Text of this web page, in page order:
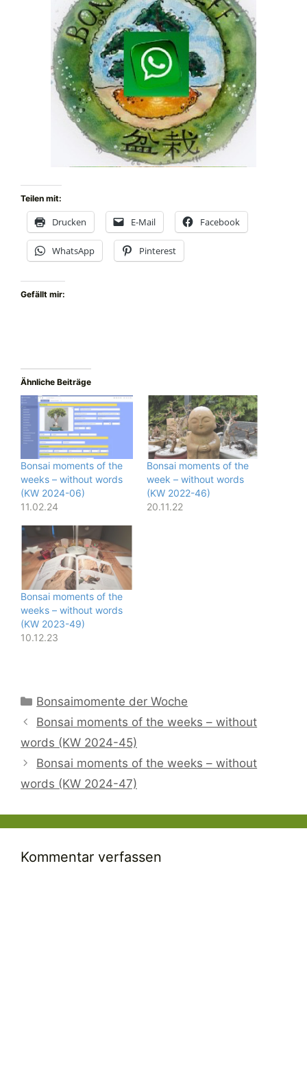
Teilen mit:
Drucken E-Mail Facebook
WhatsApp Pinterest
Gefällt mir:
Ähnliche Beiträge
Bonsai moments of the
weeks – without words
(KW 2024-06)
11.02.24
Bonsai moments of the
week – without words
(KW 2022-46)
20.11.22
Bonsai moments of the
weeks – without words
(KW 2023-49)
10.12.23
Kategorien
Bonsaimomente der Woche
Bonsai moments of the weeks – without
words (KW 2024-45)
Bonsai moments of the weeks – without
words (KW 2024-47)
Kommentar verfassen